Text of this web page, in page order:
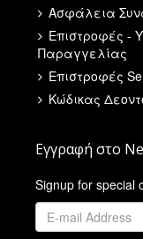
Ασφάλεια
Επιστροφές -
Παραγγελίας
Επιστροφές
Κώδικας
Εγγραφή στο
Signup for special